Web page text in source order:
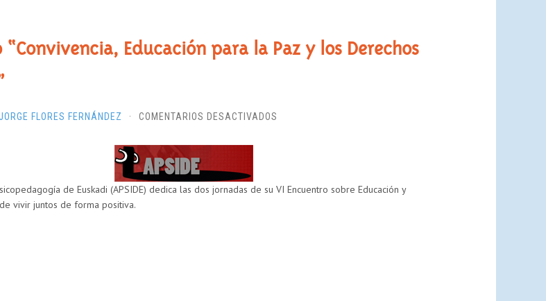
“Convivencia, Educación para la Paz y los Derechos
FLORES FERNÁNDEZ · COMENTARIOS DESACTIVADOS
LA
de Euskadi (APSIDE) dedica las dos jornadas de su VI Encuentro sobre Educación y
vivir juntos de forma positiva.